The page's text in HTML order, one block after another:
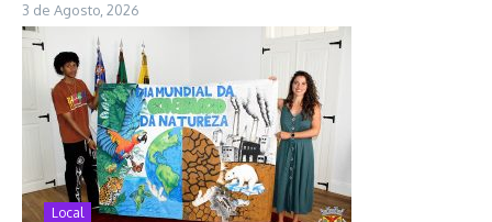
3 de Agosto, 2026
Local